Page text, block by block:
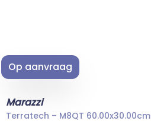
Op aanvraag
Marazzi
Terratech – M8QT 60.00x30.00cm